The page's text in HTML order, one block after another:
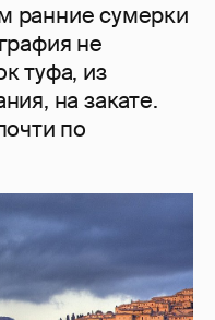
ранние сумерки
не
туфа, из
на закате.
по